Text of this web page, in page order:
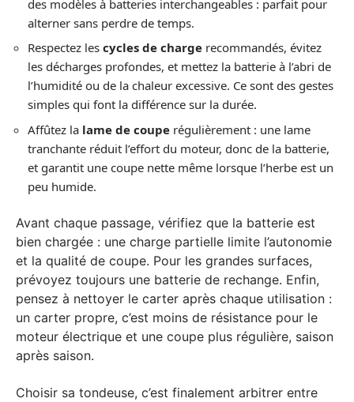
des modèles à batteries interchangeables : parfait pour
alterner sans perdre de temps.
Respectez les cycles de charge recommandés, évitez
les décharges profondes, et mettez la batterie à l’abri de
l’humidité ou de la chaleur excessive. Ce sont des gestes
simples qui font la différence sur la durée.
Affûtez la lame de coupe régulièrement : une lame
tranchante réduit l’effort du moteur, donc de la batterie,
et garantit une coupe nette même lorsque l’herbe est un
peu humide.
Avant chaque passage, vérifiez que la batterie est
bien chargée : une charge partielle limite l’autonomie
et la qualité de coupe. Pour les grandes surfaces,
prévoyez toujours une batterie de rechange. Enfin,
pensez à nettoyer le carter après chaque utilisation :
un carter propre, c’est moins de résistance pour le
moteur électrique et une coupe plus régulière, saison
après saison.
Choisir sa tondeuse, c’est finalement arbitrer entre